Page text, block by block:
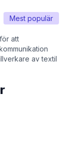
Mest populär
att
av textil